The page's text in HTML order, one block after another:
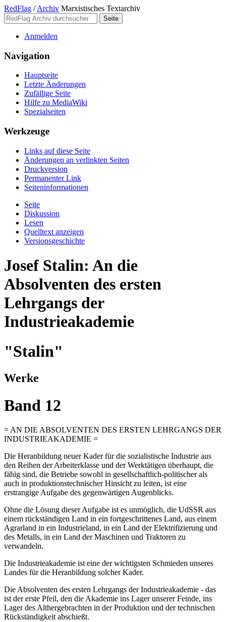
RedFlag / Archiv Marxistisches Textarchiv
Anmelden
Navigation
Hauptseite
Letzte Änderungen
Zufällige Seite
Hilfe zu MediaWiki
Spezialseiten
Werkzeuge
Links auf diese Seite
Änderungen an verlinkten Seiten
Druckversion
Permanenter Link
Seiten­­informationen
Seite
Diskussion
Lesen
Quelltext anzeigen
Versionsgeschichte
Josef Stalin: An die
Absolventen des ersten
Lehrgangs der
Industrieakademie
"Stalin"
Werke
Band 12
= AN DIE ABSOLVENTEN DES ERSTEN LEHRGANGS DER
INDUSTRIEAKADEMIE =
Die Heranbildung neuer Kader für die sozialistische Industrie aus
den Reihen der Arbeiterklasse und der Werktätigen überhaupt, die
fähig sind, die Betriebe sowohl in gesellschaftlich-politischer als
auch in produktionstechnischer Hinsicht zu leiten, ist eine
erstrangige Aufgabe des gegenwärtigen Augenblicks.
Ohne die Lösung dieser Aufgabe ist es unmöglich, die UdSSR aus
einem rückständigen Land in ein fortgeschrittenes Land, aus einem
Agrarland in ein Industrieland, in ein Land der Elektrifizierung und
des Metalls, in ein Land der Maschinen und Traktoren zu
verwandeln.
Die Industrieakademie ist eine der wichtigsten Schmieden unseres
Landes für die Heranbildung solcher Kader.
Die Absolventen des ersten Lehrgangs der Industrieakademie - das
ist der erste Pfeil, den die Akademie ins Lager unserer Feinde, ins
Lager des Althergebrachten in der Produktion und der technischen
Rückständigkeit abschießt.